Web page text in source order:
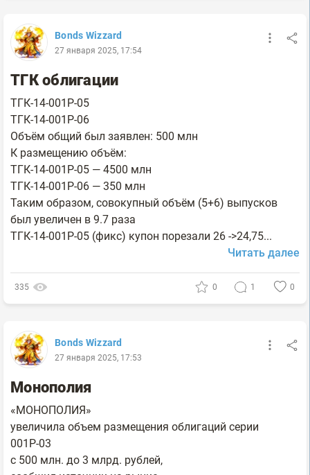
Bonds Wizzard
27 января 2025, 17:54
ТГК облигации
ТГК-14-001Р-05
ТГК-14-001Р-06
Объём общий был заявлен: 500 млн
К размещению объём:
ТГК-14-001Р-05 — 4500 млн
ТГК-14-001Р-06 — 350 млн
Таким образом, совокупный объём (5+6) выпусков
был увеличен в 9.7 раза
ТГК-14-001Р-05 (фикс) купон порезали 26 ->24,75...
Читать далее
335 0 1 0
Bonds Wizzard
27 января 2025, 17:53
Монополия
«МОНОПОЛИЯ»
увеличила объем размещения облигаций серии
001Р-03
с 500 млн. до 3 млрд. рублей,